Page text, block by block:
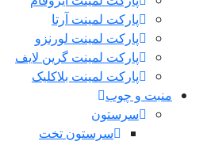
پارکت لمینت آرتا
پارکت لمینت لورنزو
پارکت لمینت گرین لایف
پارکت لمینت بلاکلیک
منبت و چوب
سرستون
سرستون تخت